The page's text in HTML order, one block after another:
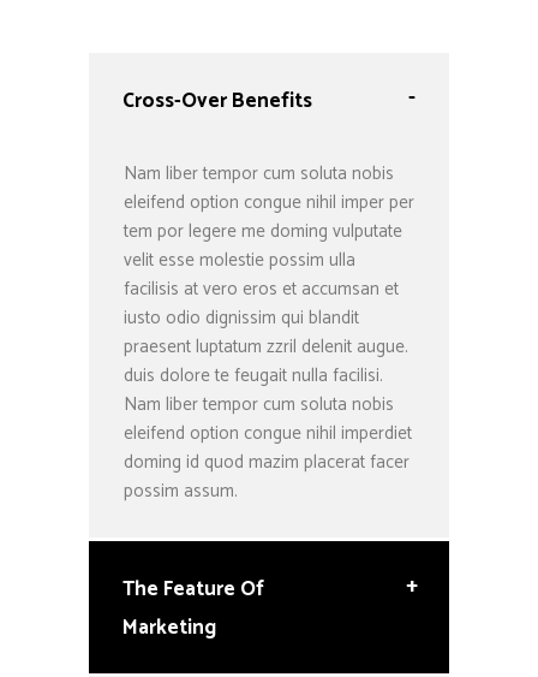
Cross-Over Benefits -
Nam liber tempor cum soluta nobis
eleifend option congue nihil imper per
tem por legere me doming vulputate
velit esse molestie possim ulla
facilisis at vero eros et accumsan et
iusto odio dignissim qui blandit
praesent luptatum zzril delenit augue.
duis dolore te feugait nulla facilisi.
Nam liber tempor cum soluta nobis
eleifend option congue nihil imperdiet
doming id quod mazim placerat facer
possim assum.
The Feature Of
Marketing
+